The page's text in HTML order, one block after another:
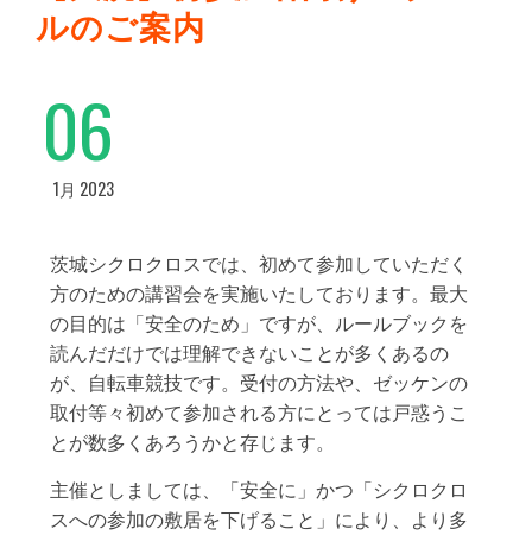
ルのご案内
06
1月 2023
茨城シクロクロスでは、初めて参加していただく
方のための講習会を実施いたしております。最大
の目的は「安全のため」ですが、ルールブックを
読んだだけでは理解できないことが多くあるの
が、自転車競技です。受付の方法や、ゼッケンの
取付等々初めて参加される方にとっては戸惑うこ
とが数多くあろうかと存じます。
主催としましては、「安全に」かつ「シクロクロ
スへの参加の敷居を下げること」により、より多